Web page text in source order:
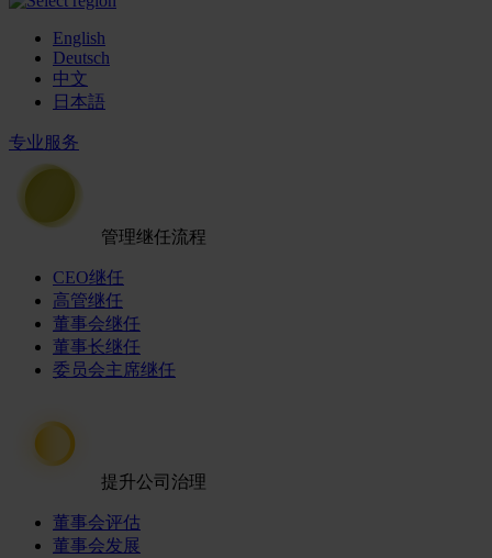
English
Deutsch
中文
日本語
专业服务
管理继任流程
CEO继任
高管继任
董事会继任
董事长继任
委员会主席继任
提升公司治理
董事会评估
董事会发展